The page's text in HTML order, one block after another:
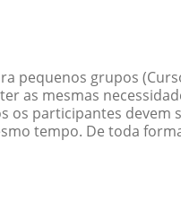
pequenos grupos
as mesmas
participantes
tempo. De toda